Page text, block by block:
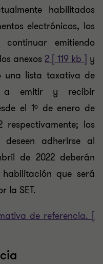
habilitados
electrónicos, los
emitiendo
anexos 2 [ 119 kb ] y
una lista taxativa de
a emitir y recibir
el 1º de enero de
los
deseen adherirse al
de 2022 deberán
que será
la SET.
de referencia. [